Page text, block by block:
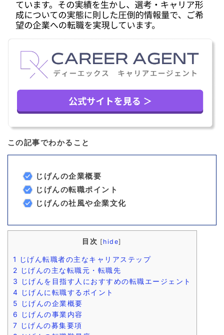
この記事でわかること
じげんの企業概要
じげんの転職ポイント
じげんの社風や企業文化
目次 [ hide]
1
じげん転職者の主なキャリアステップ
2 じげんの主な転職元・転職先
3
じげんを目指す人におすすめの転職エージェント
4 じげんに転職するポイント
5
じげんの企業概要
6
じげんの事業内容
7 じげんの募集要項